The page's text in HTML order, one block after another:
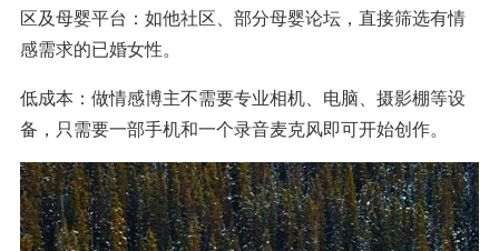
区及母婴平台：如他社区、部分母婴论坛，直接筛选有情
感需求的已婚女性。
低成本：做情感博主不需要专业相机、电脑、摄影棚等设
备，只需要一部手机和一个录音麦克风即可开始创作。